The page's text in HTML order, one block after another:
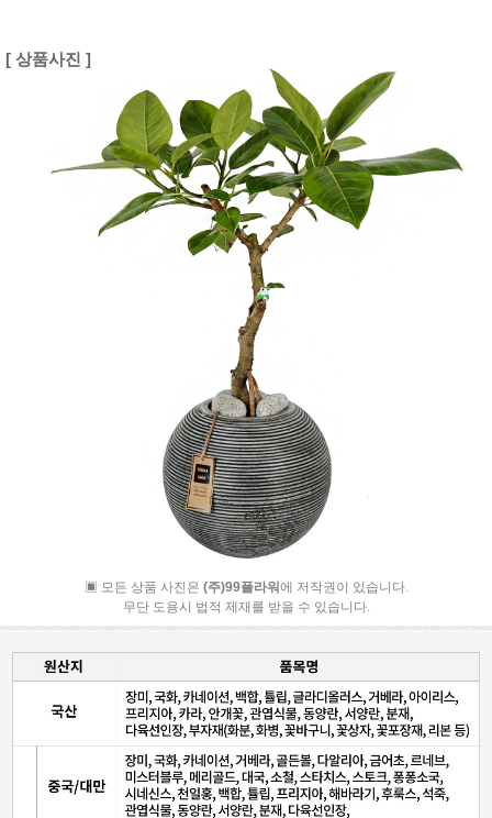
[ 상품사진 ]
▣ 모든 상품 사진은 (주)99플라워에 저작권이 있습니다.
무단 도용시 법적 제재를 받을 수 있습니다.